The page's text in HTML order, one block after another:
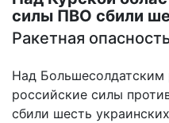
силы ПВО сбили
Ракетная
Над Большесолдатским
российские силы
сбили шесть